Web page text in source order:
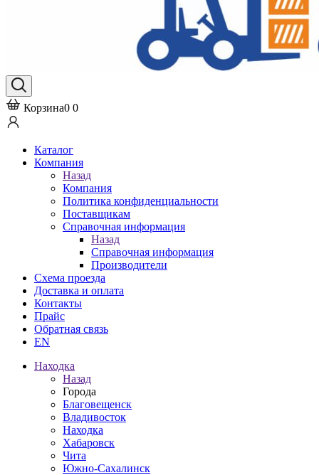
Корзина0 0
Каталог
Компания
Назад
Компания
Политика конфиденциальности
Поставщикам
Справочная информация
Назад
Справочная информация
Производители
Схема проезда
Доставка и оплата
Контакты
Прайс
Обратная связь
EN
Находка
Назад
Города
Благовещенск
Владивосток
Находка
Хабаровск
Чита
Южно-Сахалинск